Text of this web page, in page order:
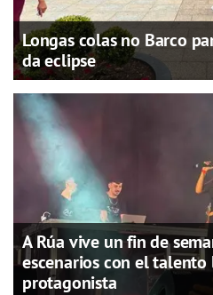
Longas colas no Barco
da eclipse
A Rúa vive un fin de
escenarios con el
protagonista